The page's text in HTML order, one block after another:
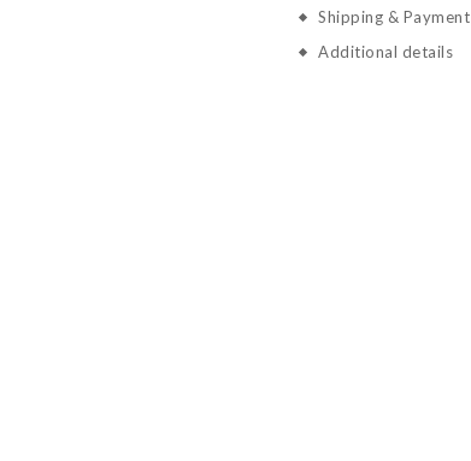
Shipping & Payment
Additional details